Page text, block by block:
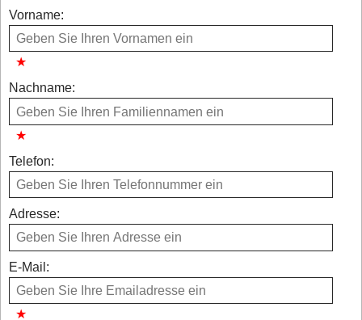
Vorname:
Nachname:
Telefon:
Adresse:
E-Mail: